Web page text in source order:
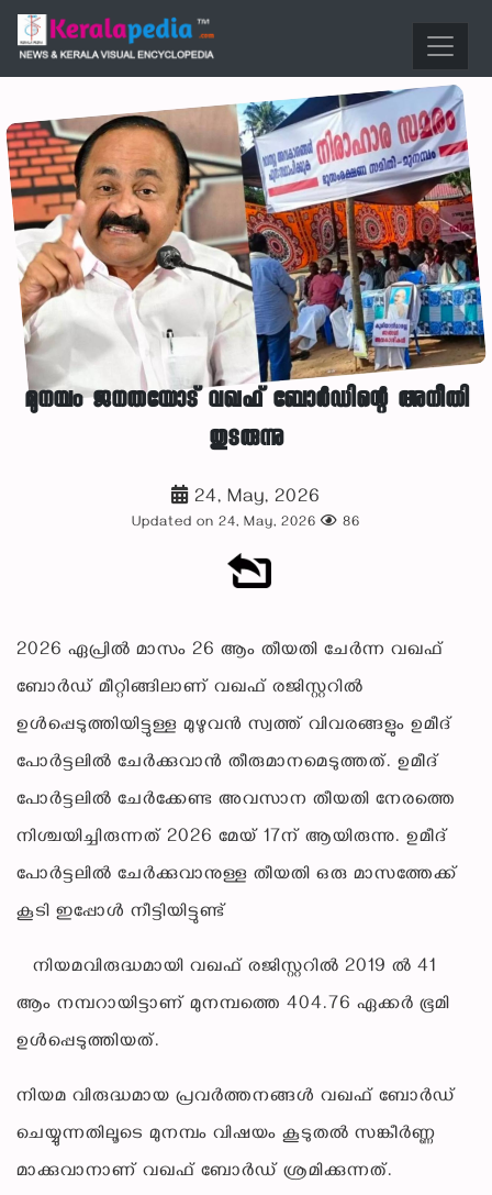
മുനമ്പം ജനതയോട് വഖഫ് ബോർഡിന്റെ അനീതി
തുടരുന്നു
24, May, 2026
Updated on 24, May, 2026 86
2026 ഏപ്രിൽ മാസം 26 ആം തീയതി ചേർന്ന വഖഫ്
ബോർഡ് മീറ്റിങ്ങിലാണ് വഖഫ് രജിസ്റ്ററിൽ
ഉൾപ്പെടുത്തിയിട്ടുള്ള മുഴുവൻ സ്വത്ത് വിവരങ്ങളും ഉമീദ്
പോർട്ടലിൽ ചേർക്കുവാൻ തീരുമാനമെടുത്തത്. ഉമീദ്
പോർട്ടലിൽ ചേർക്കേണ്ട അവസാന തീയതി നേരത്തെ
നിശ്ചയിച്ചിരുന്നത് 2026 മേയ് 17ന് ആയിരുന്നു. ഉമീദ്
പോർട്ടലിൽ ചേർക്കുവാനുള്ള തീയതി ഒരു മാസത്തേക്ക്
കൂടി ഇപ്പോൾ നീട്ടിയിട്ടുണ്ട്
നിയമവിരുദ്ധമായി വഖഫ് രജിസ്റ്ററിൽ 2019 ൽ 41
ആം നമ്പറായിട്ടാണ് മുനമ്പത്തെ 404.76 ഏക്കർ ഭൂമി
ഉൾപ്പെടുത്തിയത്.
നിയമ വിരുദ്ധമായ പ്രവർത്തനങ്ങൾ വഖഫ് ബോർഡ്
ചെയ്യുന്നതിലൂടെ മുനമ്പം വിഷയം കൂടുതൽ സങ്കീർണ്ണ
മാക്കുവാനാണ് വഖഫ് ബോർഡ് ശ്രമിക്കുന്നത്.